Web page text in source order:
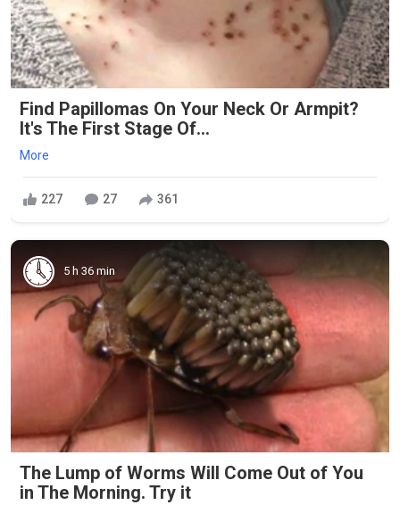
Find Papillomas On Your Neck Or Armpit?
It's The First Stage Of...
More
227 27 361
5 h 36 min
The Lump of Worms Will Come Out of You
in The Morning. Try it